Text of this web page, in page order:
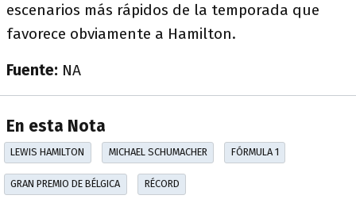
escenarios más rápidos de la temporada que
favorece obviamente a Hamilton.
Fuente: NA
En esta Nota
LEWIS HAMILTON MICHAEL SCHUMACHER FÓRMULA 1
GRAN PREMIO DE BÉLGICA RÉCORD